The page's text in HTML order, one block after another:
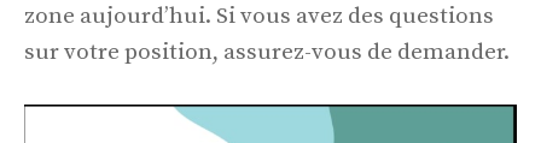
zone aujourd’hui. Si vous avez des questions
sur votre position, assurez-vous de demander.